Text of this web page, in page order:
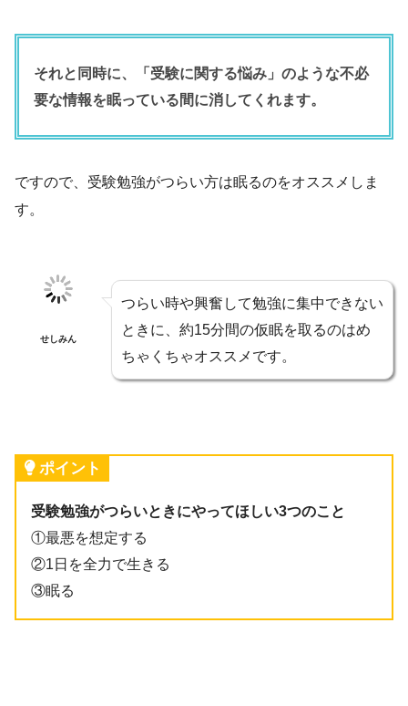
それと同時に、「受験に関する悩み」のような不必
要な情報を眠っている間に消してくれます。
ですので、受験勉強がつらい方は眠るのをオススメしま
す。
せしみん
つらい時や興奮して勉強に集中できない
ときに、約15分間の仮眠を取るのはめ
ちゃくちゃオススメです。
ポイント
受験勉強がつらいときにやってほしい3つのこと
①最悪を想定する
②1日を全力で生きる
③眠る